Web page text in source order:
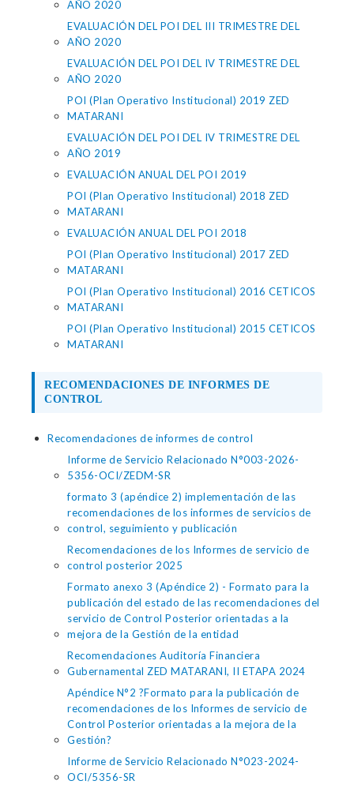
AÑO 2020
EVALUACIÓN DEL POI DEL III TRIMESTRE DEL
AÑO 2020
EVALUACIÓN DEL POI DEL IV TRIMESTRE DEL
AÑO 2020
POI (Plan Operativo Institucional) 2019 ZED
MATARANI
EVALUACIÓN DEL POI DEL IV TRIMESTRE DEL
AÑO 2019
EVALUACIÓN ANUAL DEL POI 2019
POI (Plan Operativo Institucional) 2018 ZED
MATARANI
EVALUACIÓN ANUAL DEL POI 2018
POI (Plan Operativo Institucional) 2017 ZED
MATARANI
POI (Plan Operativo Institucional) 2016 CETICOS
MATARANI
POI (Plan Operativo Institucional) 2015 CETICOS
MATARANI
RECOMENDACIONES DE INFORMES DE
CONTROL
Recomendaciones de informes de control
Informe de Servicio Relacionado N°003-2026-
5356-OCI/ZEDM-SR
formato 3 (apéndice 2) implementación de las
recomendaciones de los informes de servicios de
control, seguimiento y publicación
Recomendaciones de los Informes de servicio de
control posterior 2025
Formato anexo 3 (Apéndice 2) - Formato para la
publicación del estado de las recomendaciones del
servicio de Control Posterior orientadas a la
mejora de la Gestión de la entidad
Recomendaciones Auditoría Financiera
Gubernamental ZED MATARANI, II ETAPA 2024
Apéndice N°2 ?Formato para la publicación de
recomendaciones de los Informes de servicio de
Control Posterior orientadas a la mejora de la
Gestión?
Informe de Servicio Relacionado N°023-2024-
OCI/5356-SR